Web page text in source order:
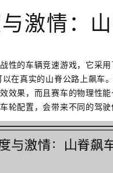
激情：
性的车辆竞速游戏，它采
在真实的山脊公路上飙车
效果，而且赛车的物理性
轮配置，会带来不同的驾驶